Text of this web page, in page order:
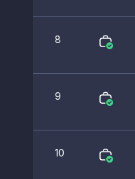
8
9
10